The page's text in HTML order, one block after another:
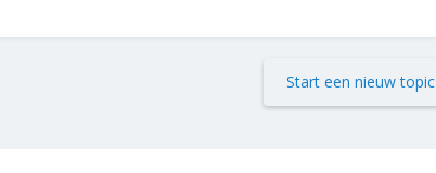
Start een nieuw topic